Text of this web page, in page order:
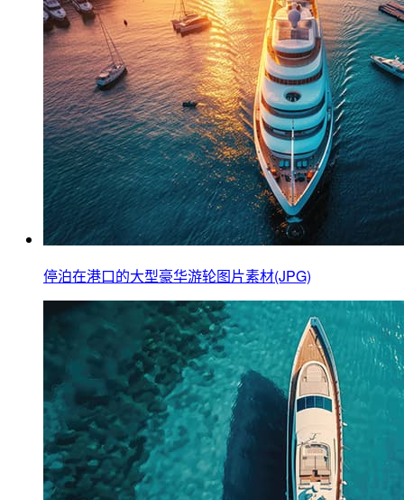
停泊在港口的大型豪华游轮图片素材(JPG)